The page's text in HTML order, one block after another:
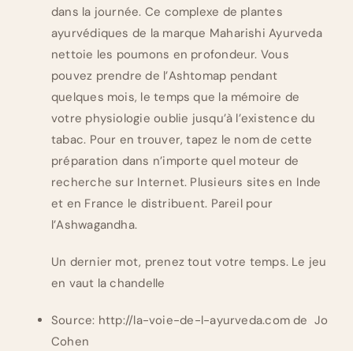
dans la journée. Ce complexe de plantes
ayurvédiques de la marque Maharishi Ayurveda
nettoie les poumons en profondeur. Vous
pouvez prendre de l’Ashtomap pendant
quelques mois, le temps que la mémoire de
votre physiologie oublie jusqu’à l’existence du
tabac. Pour en trouver, tapez le nom de cette
préparation dans n’importe quel moteur de
recherche sur Internet. Plusieurs sites en Inde
et en France le distribuent. Pareil pour
l’Ashwagandha.
Un dernier mot, prenez tout votre temps. Le jeu
en vaut la chandelle
Source: http://la-voie-de-l-ayurveda.com de Jo
Cohen